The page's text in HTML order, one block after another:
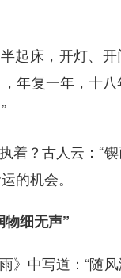
起床，开灯、
年复一年，十
着？古人云：“
的机会。
物细无声”
》中写道：“随